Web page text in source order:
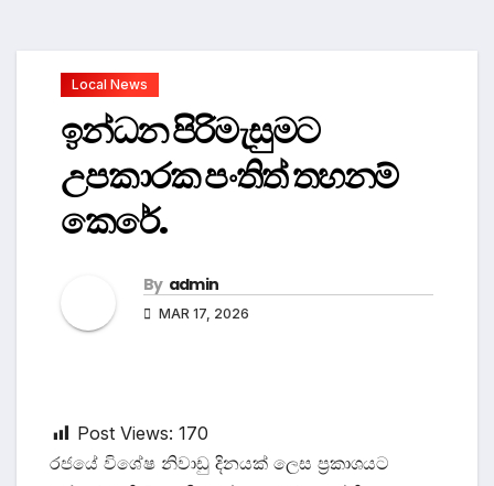
Local News
ඉන්ධන පිරිමැසුමට
උපකාරක පංතිත් තහනම්
කෙරේ.
By admin
MAR 17, 2026
Post Views: 170
රජයේ විශේෂ නිවාඩු දිනයක් ලෙස ප්‍රකාශයට